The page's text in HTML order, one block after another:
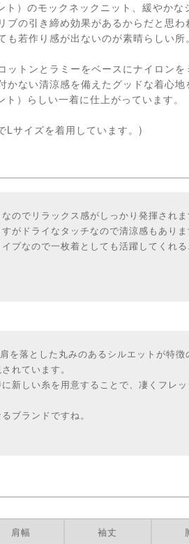
）のモックネックニット、緩やか
ブの引き締め効果があるからだと思
若作り感が出ないのが素晴らしい所。
ットンとラミーをベースにナイロン
かない清涼感を備えたグッドな着心
）らしい一着に仕上がっています。
サイズを着用しています。)
のでリラックス感がしっかり発揮され
がドライなタッチなので清涼感もありま
プなので一枚着としても活躍してくれ
を落とした丸みのあるシルエットが特
れています。
新しい糸を用意することで、凄くフレ
ブランドですね。
肩幅 袖丈